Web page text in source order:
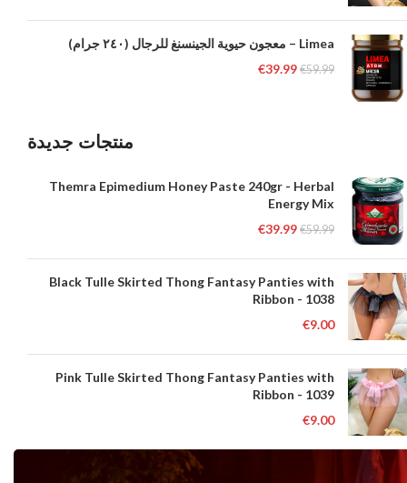
Limea – معجون حيوية الجينسنغ للرجال (٢٤٠ جرام)
€59.99
€39.99
منتجات جديدة
Themra Epimedium Honey Paste 240gr - Herbal
Energy Mix
€59.99
€39.99
Black Tulle Skirted Thong Fantasy Panties with
Ribbon - 1038
€9.00
Pink Tulle Skirted Thong Fantasy Panties with
Ribbon - 1039
€9.00